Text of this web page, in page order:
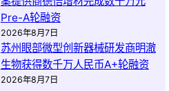
Pre-A轮融资
2026年8月7日
苏州眼部微型创新器械研发商明澈
生物获得数千万人民币A+轮融资
2026年8月7日